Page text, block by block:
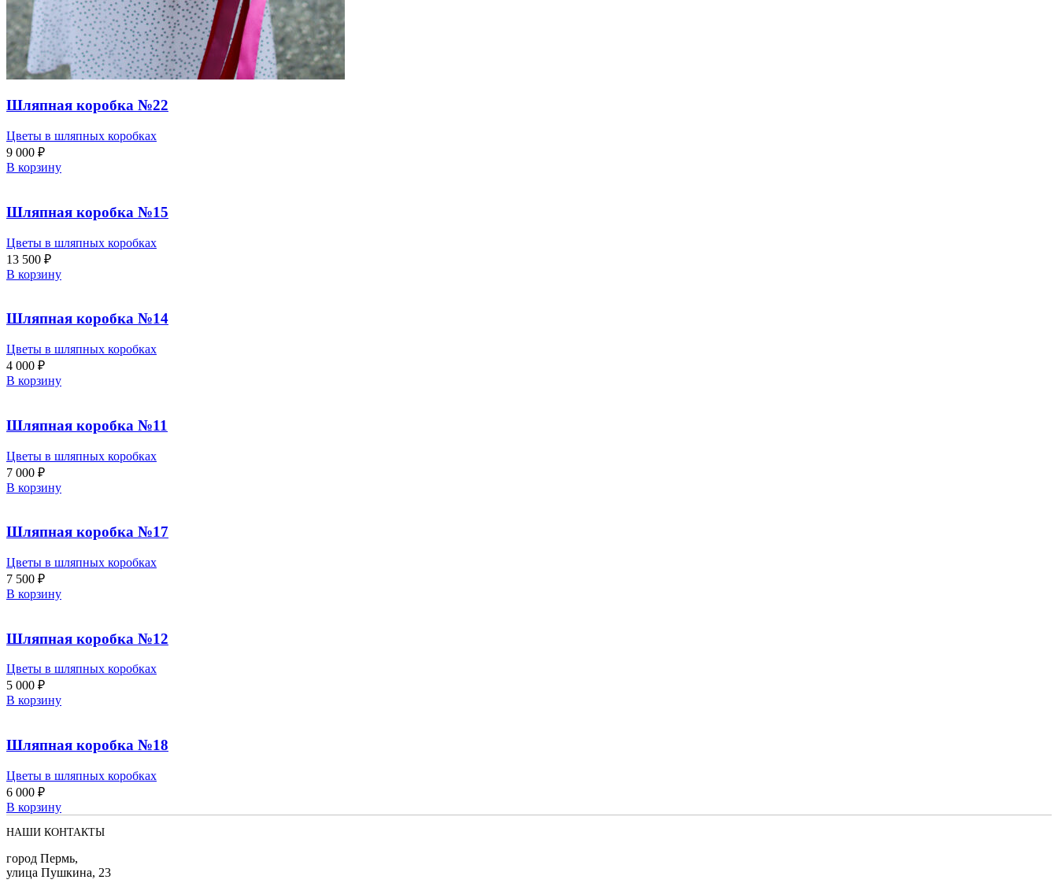
Шляпная коробка №22
Цветы в шляпных коробках
9 000 ₽
В корзину
Шляпная коробка №15
Цветы в шляпных коробках
13 500 ₽
В корзину
Шляпная коробка №14
Цветы в шляпных коробках
4 000 ₽
В корзину
Шляпная коробка №11
Цветы в шляпных коробках
7 000 ₽
В корзину
Шляпная коробка №17
Цветы в шляпных коробках
7 500 ₽
В корзину
Шляпная коробка №12
Цветы в шляпных коробках
5 000 ₽
В корзину
Шляпная коробка №18
Цветы в шляпных коробках
6 000 ₽
В корзину
НАШИ КОНТАКТЫ
город Пермь,
улица Пушкина, 23